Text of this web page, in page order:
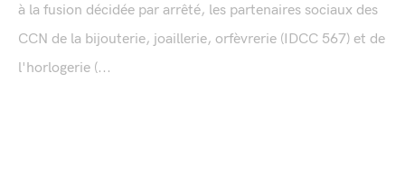
à la fusion décidée par arrêté, les partenaires sociaux des
CCN de la bijouterie, joaillerie, orfèvrerie (IDCC 567) et de
l'horlogerie (...